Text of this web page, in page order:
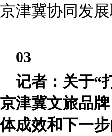
京津冀协同发
03
记者：关于“
京津冀文旅品
体成效和下一